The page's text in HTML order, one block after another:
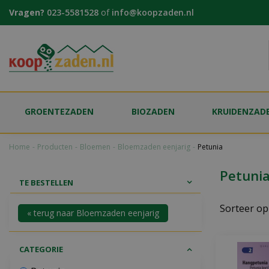
naar
Home Producten Bloemen Bloemzaden eenjarig Petunia
Vragen? 023-5581528 of info@koopzaden.nl
GROENTEZADEN BIOZADEN
Petunia
Sorteer op
TE BESTELLEN
« terug naar Bloemzaden eenjarig
CATEGORIE